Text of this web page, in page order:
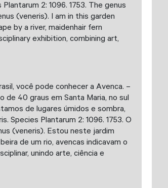
2: 1096. 1753. The genus
(veneris). I am in this garden
by a river, maidenhair fern
exhibition, combining art,
você pode conhecer a Avenca. –
de 40 graus em Santa Maria, no sul
de lugares úmidos e sombra,
Species Plantarum 2: 1096. 1753. O
(veneris). Estou neste jardim
de um rio, avencas indicavam o
unindo arte, ciência e